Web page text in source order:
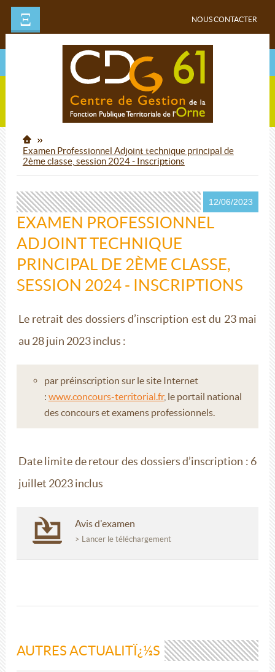
Ξ NOUS CONTACTER
Examen Professionnel Adjoint technique principal de
2ème classe, session 2024 - Inscriptions
12/06/2023
EXAMEN PROFESSIONNEL
ADJOINT TECHNIQUE
PRINCIPAL DE 2ÈME CLASSE,
SESSION 2024 - INSCRIPTIONS
Le retrait des dossiers d’inscription est du 23 mai
au 28 juin 2023 inclus :
par préinscription sur le site Internet
: www.concours-territorial.fr, le portail national
des concours et examens professionnels.
Date limite de retour des dossiers d’inscription : 6
juillet 2023 inclus
Avis d'examen
> Lancer le téléchargement
AUTRES ACTUALITÏ¿½S